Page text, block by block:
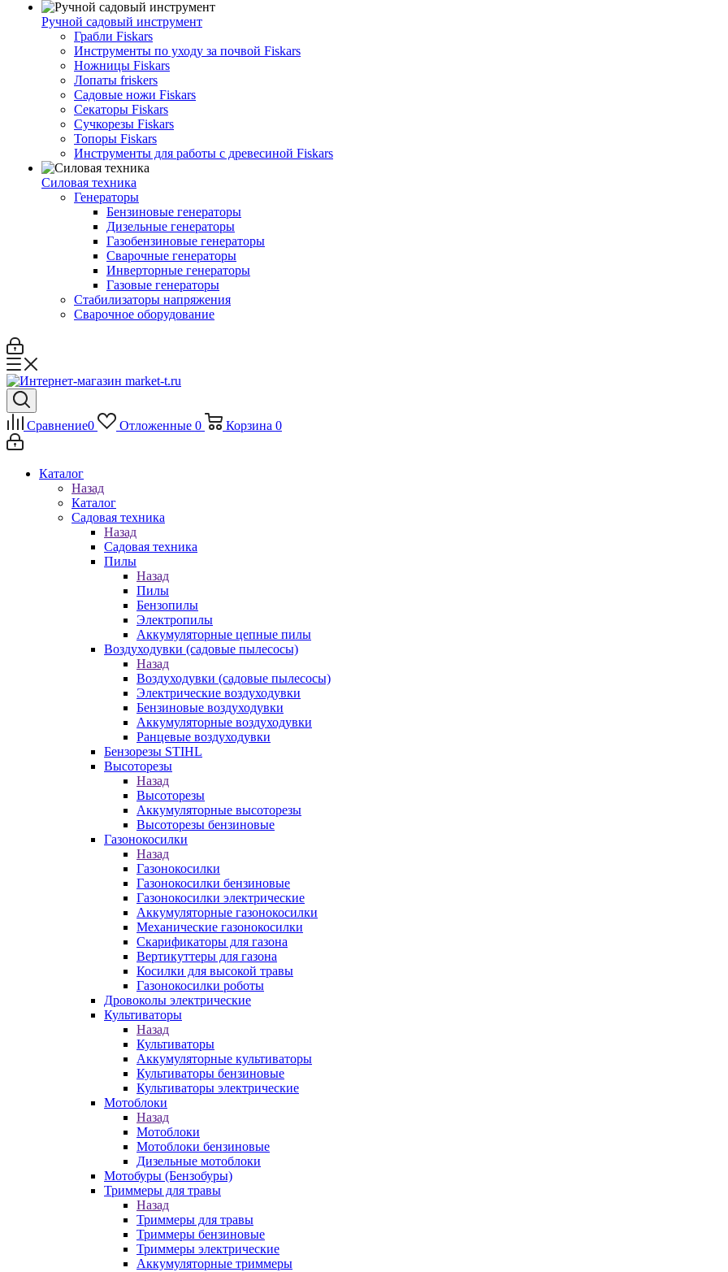
Ручной садовый инструмент
Грабли Fiskars
Инструменты по уходу за почвой Fiskars
Ножницы Fiskars
Лопаты friskers
Садовые ножи Fiskars
Секаторы Fiskars
Сучкорезы Fiskars
Топоры Fiskars
Инструменты для работы с древесиной Fiskars
Силовая техника
Генераторы
Бензиновые генераторы
Дизельные генераторы
Газобензиновые генераторы
Сварочные генераторы
Инверторные генераторы
Газовые генераторы
Стабилизаторы напряжения
Cварочное оборудование
Сравнение0 Отложенные 0 Корзина 0
Каталог
Назад
Каталог
Садовая техника
Назад
Садовая техника
Пилы
Назад
Пилы
Бензопилы
Электропилы
Аккумуляторные цепные пилы
Воздуходувки (садовые пылесосы)
Назад
Воздуходувки (садовые пылесосы)
Электрические воздуходувки
Бензиновые воздуходувки
Аккумуляторные воздуходувки
Ранцевые воздуходувки
Бензорезы STIHL
Высоторезы
Назад
Высоторезы
Аккумуляторные высоторезы
Высоторезы бензиновые
Газонокосилки
Назад
Газонокосилки
Газонокосилки бензиновые
Газонокосилки электрические
Аккумуляторные газонокосилки
Механические газонокосилки
Скарификаторы для газона
Вертикуттеры для газона
Косилки для высокой травы
Газонокосилки роботы
Дровоколы электрические
Культиваторы
Назад
Культиваторы
Аккумуляторные культиваторы
Культиваторы бензиновые
Культиваторы электрические
Мотоблоки
Назад
Мотоблоки
Мотоблоки бензиновые
Дизельные мотоблоки
Мотобуры (Бензобуры)
Триммеры для травы
Назад
Триммеры для травы
Триммеры бензиновые
Триммеры электрические
Аккумуляторные триммеры